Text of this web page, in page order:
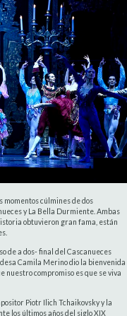
momentos cúlmines de dos
y La Bella Durmiente. Ambas
obtuvieron gran fama, están
de a dos- final del Cascanueces
Camila Merino dio la bienvenida
nuestro compromiso es que se viva
Piotr Ilich Tchaikovsky y la
los últimos años del siglo XIX